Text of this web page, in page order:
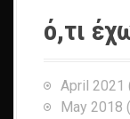
ό,τι
April 2021
May 2018